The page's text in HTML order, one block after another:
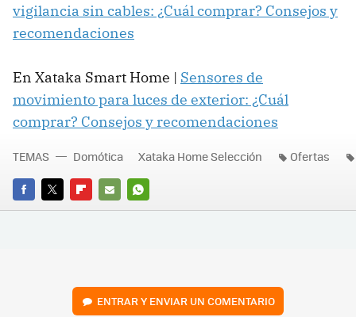
vigilancia sin cables: ¿Cuál comprar? Consejos y
recomendaciones
En Xataka Smart Home | Sensores de
movimiento para luces de exterior: ¿Cuál
comprar? Consejos y recomendaciones
FACEBOOK
TWITTERFLIPBOARD
E-
WHATSAPP
TEMAS Domótica Xataka Home Selección Ofertas
ENTRAR Y ENVIAR UN COMENTARIO